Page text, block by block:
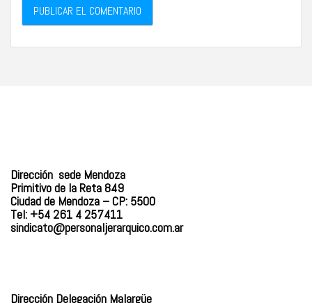
Dirección sede Mendoza
Primitivo de la Reta 849
Ciudad de Mendoza – CP: 5500
Tel: +54 261 4 257411
sindicato@personaljerarquico.com.ar
Dirección Delegación Malargüe